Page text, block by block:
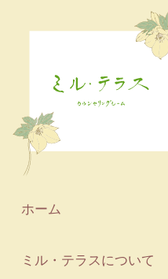
ホーム
ミル・テラスについて